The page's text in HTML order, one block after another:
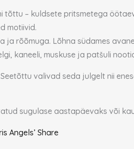
– kuldsete pritsmetega
motiivid.
ja rõõmuga. Lõhna südames
kaneeli, muskuse ja patšuli
valivad seda julgelt nii
sugulase aastapäevaks või
Angels’ Share